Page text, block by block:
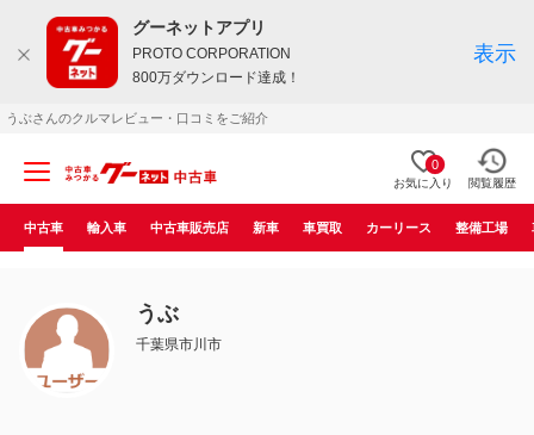
グーネットアプリ
PROTO CORPORATION
800万ダウンロード達成！
表示
うぶさんのクルマレビュー・口コミをご紹介
0
お気に入り 閲覧履歴
中古車 輸入車 中古車販売店 新車 車買取 カーリース 整備工場
うぶ
千葉県市川市